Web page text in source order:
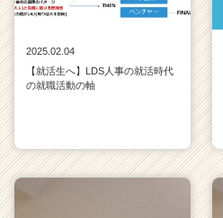
2025.02.04
【就活生へ】LDS人事の就活時代
の就職活動の軸